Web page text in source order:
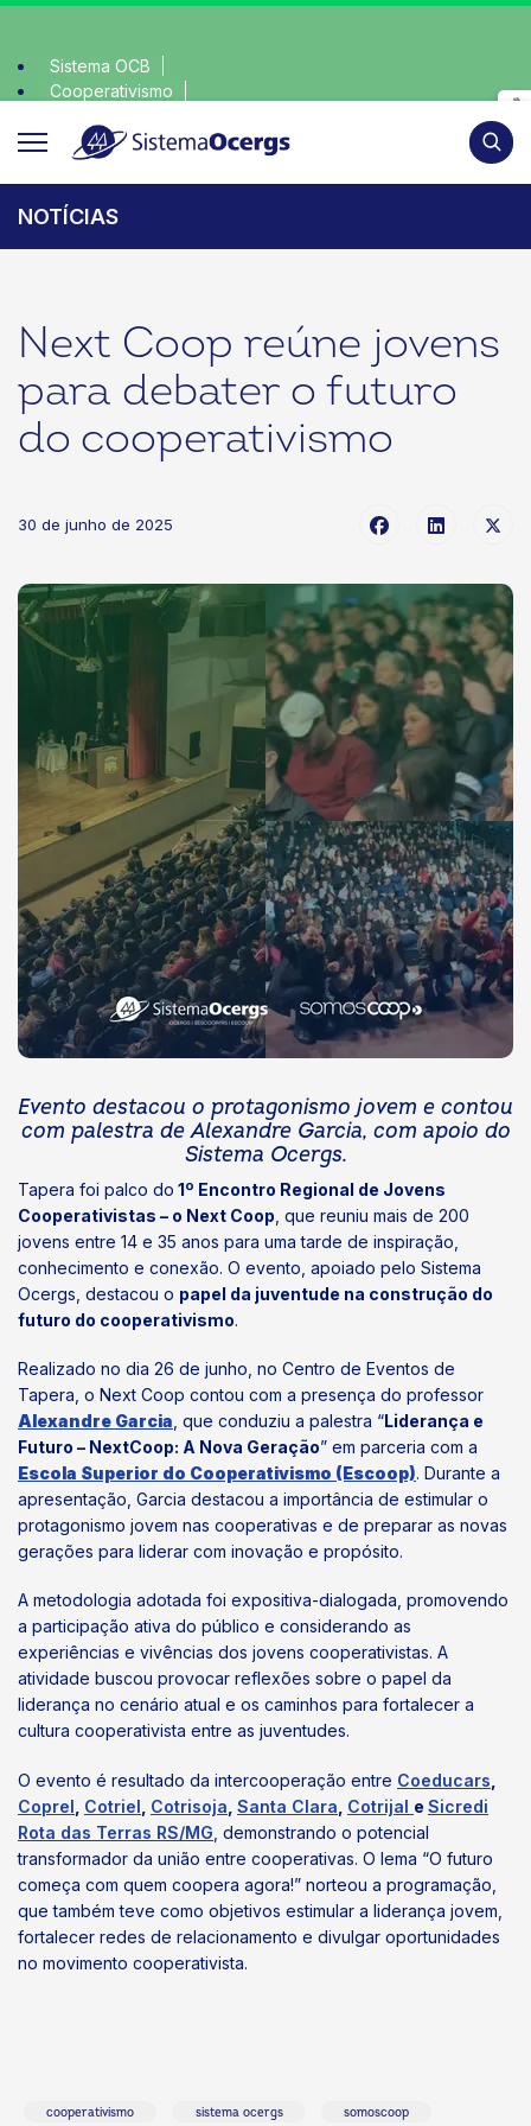
Sistema OCB
Cooperativismo
NOTÍCIAS
Next Coop reúne jovens
para debater o futuro
do cooperativismo
30 de junho de 2025
Evento destacou o protagonismo jovem e contou
com palestra de Alexandre Garcia, com apoio do
Sistema Ocergs.
Tapera foi palco do 1º Encontro Regional de Jovens
Cooperativistas – o Next Coop , que reuniu mais de 200
jovens entre 14 e 35 anos para uma tarde de inspiração,
conhecimento e conexão. O evento, apoiado pelo Sistema
Ocergs, destacou o papel da juventude na construção do
futuro do cooperativismo.
Realizado no dia 26 de junho, no Centro de Eventos de
Tapera, o Next Coop contou com a presença do professor
Alexandre Garcia , que conduziu a palestra “Liderança e
Futuro – NextCoop: A Nova Geração” em parceria com a
Escola Superior do Cooperativismo (Escoop). Durante a
apresentação, Garcia destacou a importância de estimular o
protagonismo jovem nas cooperativas e de preparar as novas
gerações para liderar com inovação e propósito.
A metodologia adotada foi expositiva-dialogada, promovendo
a participação ativa do público e considerando as
experiências e vivências dos jovens cooperativistas. A
atividade buscou provocar reflexões sobre o papel da
liderança no cenário atual e os caminhos para fortalecer a
cultura cooperativista entre as juventudes.
O evento é resultado da intercooperação entre Coeducars
Coprel Cotriel Cotrisoja Santa Clara Cotrijal e Sicredi
Rota das Terras RS/MG , demonstrando o potencial
transformador da união entre cooperativas. O lema “O futuro
começa com quem coopera agora!” norteou a programação,
que também teve como objetivos estimular a liderança jovem,
fortalecer redes de relacionamento e divulgar oportunidades
no movimento cooperativista.
cooperativismo sistema ocergs somoscoop